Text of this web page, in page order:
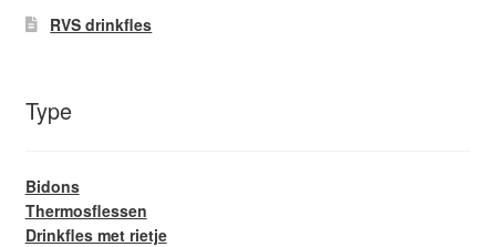
RVS drinkfles
Type
Bidons
Thermosflessen
Drinkfles met rietje